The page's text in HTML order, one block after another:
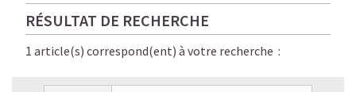
RÉSULTAT DE RECHERCHE
1 article(s) correspond(ent) à votre recherche :